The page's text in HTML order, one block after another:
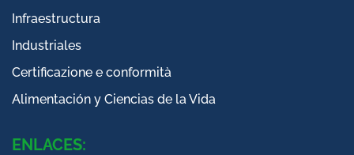
Infraestructura
Industriales
Certificazione e conformità
Alimentación y Ciencias de la Vida
ENLACES: